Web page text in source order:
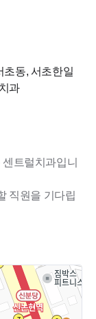
초동, 서초한일
과
트럴치과입니
직원을 기다립